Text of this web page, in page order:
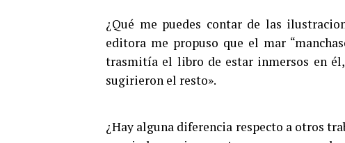
¿Qué me puedes contar de las
editora me propuso que el mar
trasmitía el libro de estar inmersos en
sugirieron el resto».
¿Hay alguna diferencia respecto a otros